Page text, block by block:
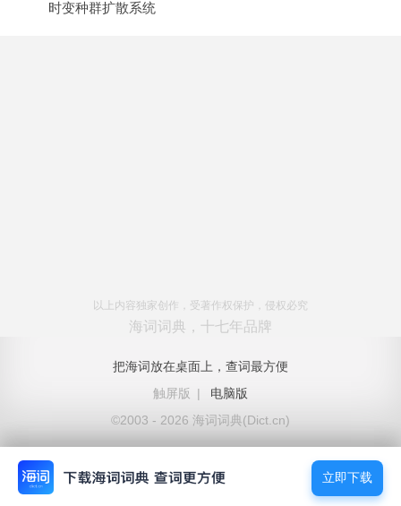
时变种群扩散系统
以上内容独家创作，受著作权保护，侵权必究
海词词典，十七年品牌
把海词放在桌面上，查词最方便
触屏版
|
电脑版
©2003 - 2026 海词词典(Dict.cn)
立即下载
立即下载